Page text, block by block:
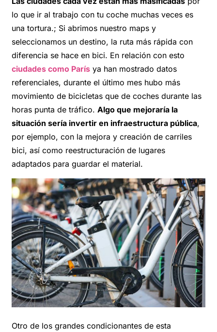
lo que ir al trabajo con tu coche muchas veces es
una tortura.; Si abrimos nuestro maps y
seleccionamos un destino, la ruta más rápida con
diferencia se hace en bici. En relación con esto
ciudades como París ya han mostrado datos
referenciales, durante el último mes hubo más
movimiento de bicicletas que de coches durante las
horas punta de tráfico. Algo que mejoraría la
situación sería invertir en infraestructura pública,
por ejemplo, con la mejora y creación de carriles
bici, así como reestructuración de lugares
adaptados para guardar el material.
Otro de los grandes condicionantes de esta